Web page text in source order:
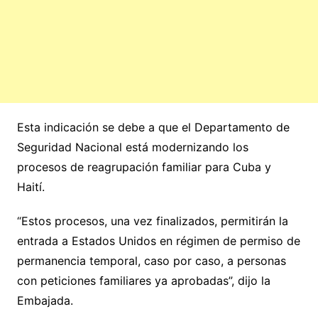
Esta indicación se debe a que el Departamento de
Seguridad Nacional está modernizando los
procesos de reagrupación familiar para Cuba y
Haití.
“Estos procesos, una vez finalizados, permitirán la
entrada a Estados Unidos en régimen de permiso de
permanencia temporal, caso por caso, a personas
con peticiones familiares ya aprobadas”, dijo la
Embajada.